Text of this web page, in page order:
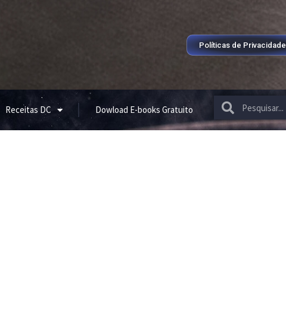
Políticas de Privacidade
Receitas DC Dowload E-books Gratuito